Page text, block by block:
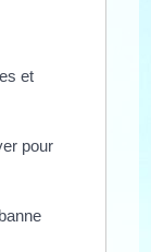
et
pour